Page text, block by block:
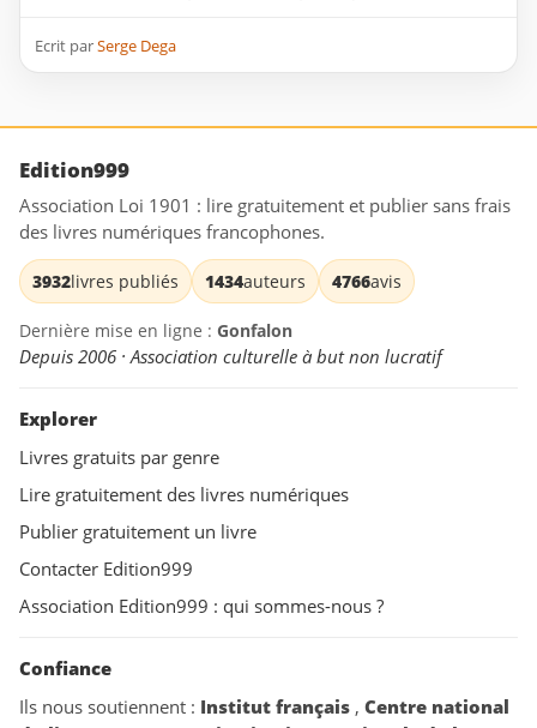
Ecrit parSerge Dega
Edition999
Association Loi 1901 : lire gratuitement et publier sans frais
des livres numériques francophones.
3932livres publiés 1434auteurs 4766avis
Dernière mise en ligne : Gonfalon
Depuis 2006 · Association culturelle à but non lucratif
Explorer
Livres gratuits par genre
Lire gratuitement des livres numériques
Publier gratuitement un livre
Contacter Edition999
Association Edition999 : qui sommes-nous ?
Confiance
Ils nous soutiennent : Institut français , Centre national